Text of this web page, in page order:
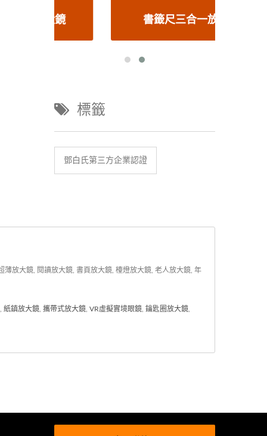
書籤尺三合一放大鏡
標籤
鄧白氏第三方企業認證
放大鏡, 閱讀放大鏡, 書頁放大鏡, 檯燈放大鏡, 老人放大鏡, 年
紙鎮放大鏡 攜帶式放大鏡 VR虛擬實境眼鏡 鑰匙圈放大鏡